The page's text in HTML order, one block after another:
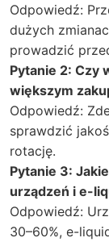
Odpowiedź:
dużych
prowadzić
Pytanie 2: Czy
większym
Odpowiedź:
sprawdzić
rotację.
Pytanie 3:
urządzeń i e-
Odpowiedź:
30–60%, e-